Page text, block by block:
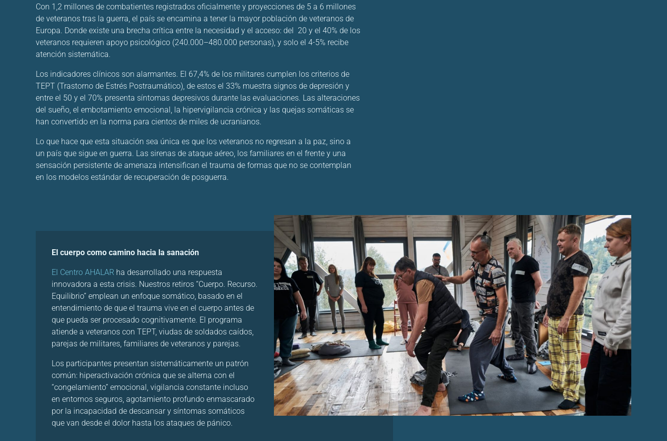
Con 1,2 millones de combatientes registrados oficialmente y proyecciones de 5 a 6 millones
de veteranos tras la guerra, el país se encamina a tener la mayor población de veteranos de
Europa. Donde existe una brecha crítica entre la necesidad y el acceso: del 20 y el 40% de los
veteranos requieren apoyo psicológico (240.000–480.000 personas), y solo el 4-5% recibe
atención sistemática.
Los indicadores clínicos son alarmantes. El 67,4% de los militares cumplen los criterios de
TEPT (Trastorno de Estrés Postraumático), de estos el 33% muestra signos de depresión y
entre el 50 y el 70% presenta síntomas depresivos durante las evaluaciones. Las alteraciones
del sueño, el embotamiento emocional, la hipervigilancia crónica y las quejas somáticas se
han convertido en la norma para cientos de miles de ucranianos.
Lo que hace que esta situación sea única es que los veteranos no regresan a la paz, sino a
un país que sigue en guerra. Las sirenas de ataque aéreo, los familiares en el frente y una
sensación persistente de amenaza intensifican el trauma de formas que no se contemplan
en los modelos estándar de recuperación de posguerra.
El cuerpo como camino hacia la sanación
El Centro AHALAR ha desarrollado una respuesta
innovadora a esta crisis. Nuestros retiros “Cuerpo. Recurso.
Equilibrio” emplean un enfoque somático, basado en el
entendimiento de que el trauma vive en el cuerpo antes de
que pueda ser procesado cognitivamente. El programa
atiende a veteranos con TEPT, viudas de soldados caídos,
parejas de militares, familiares de veteranos y parejas.
Los participantes presentan sistemáticamente un patrón
común: hiperactivación crónica que se alterna con el
“congelamiento” emocional, vigilancia constante incluso
en entornos seguros, agotamiento profundo enmascarado
por la incapacidad de descansar y síntomas somáticos
que van desde el dolor hasta los ataques de pánico.